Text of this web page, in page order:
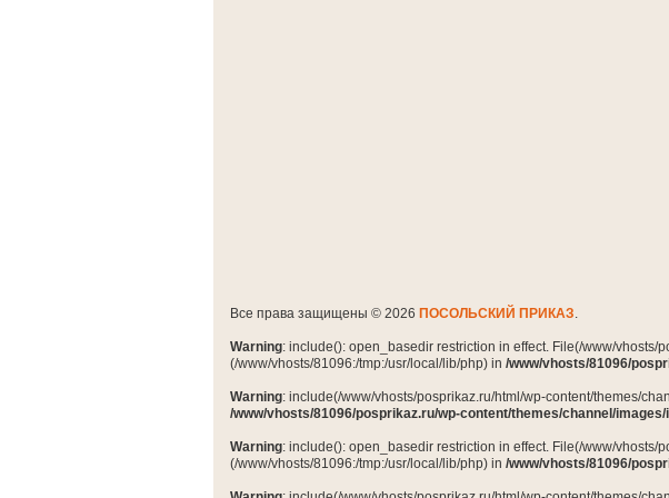
Все права защищены © 2026 ПОСОЛЬСКИЙ ПРИКАЗ.
Warning: include(): open_basedir restriction in effect. File(/www/
(/www/vhosts/81096:/tmp:/usr/local/lib/php) in /www/vhosts/81096/
Warning: include(/www/vhosts/posprikaz.ru/html/wp-content/themes/
/www/vhosts/81096/posprikaz.ru/wp-content/themes/channel/
Warning: include(): open_basedir restriction in effect. File(/www/
(/www/vhosts/81096:/tmp:/usr/local/lib/php) in /www/vhosts/81096/